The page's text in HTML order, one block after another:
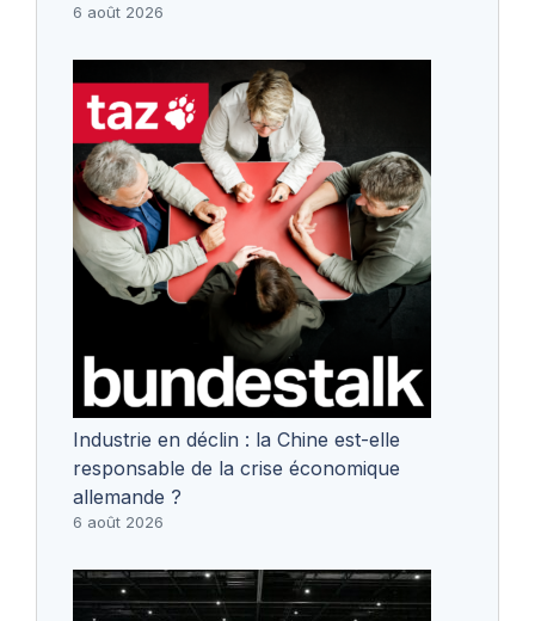
6 août 2026
Industrie en déclin : la Chine est-elle
responsable de la crise économique
allemande ?
6 août 2026